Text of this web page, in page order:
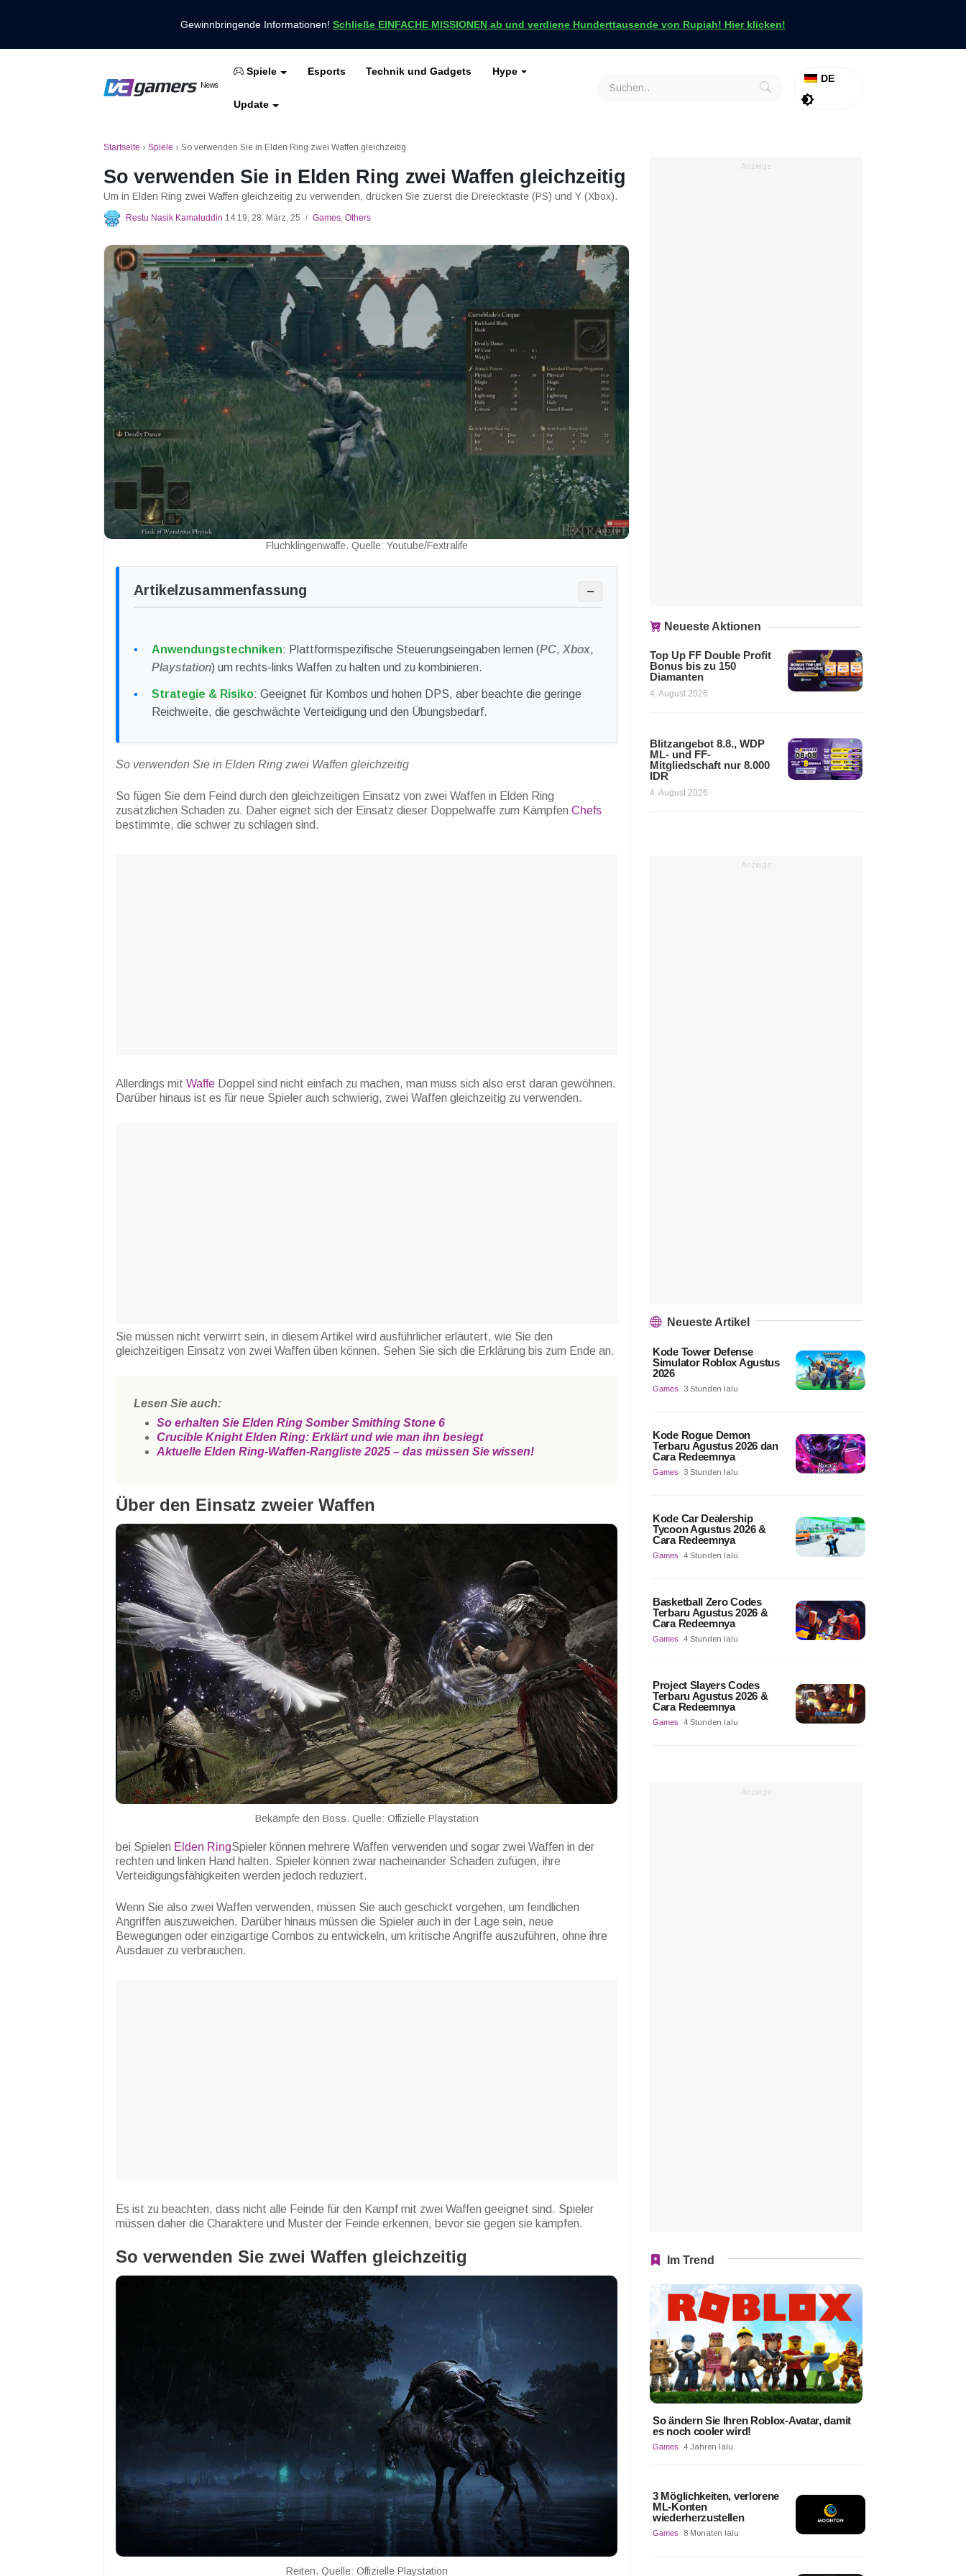
Gewinnbringende Informationen! Schließe EINFACHE MISSIONEN ab und verdiene Hunderttausende von Rupiah! Hier klicken!
VCGamers-Neuigkeiten
News
Holen Sie sich die neuesten Spielnachrichten nur bei VCGamers
Spiele Esports Technik und Gadgets Hype
Update
DE
Freies Feuer
Startseite › Spiele › So verwenden Sie in Elden Ring zwei Waffen gleichzeitig
So verwenden Sie in Elden Ring zwei Waffen gleichzeitig
Um in Elden Ring zwei Waffen gleichzeitig zu verwenden, drücken Sie zuerst die Dreiecktaste (PS) und Y (Xbox).
Restu Nasik Kamaluddin 14:19, 28. März, 25 / Games, Others
Fluchklingenwaffe. Quelle: Youtube/Fextralife
Artikelzusammenfassung −
Anwendungstechniken: Plattformspezifische Steuerungseingaben lernen (PC, Xbox,
Playstation) um rechts-links Waffen zu halten und zu kombinieren.
Strategie & Risiko: Geeignet für Kombos und hohen DPS, aber beachte die geringe
Reichweite, die geschwächte Verteidigung und den Übungsbedarf.
So verwenden Sie in Elden Ring zwei Waffen gleichzeitig
So fügen Sie dem Feind durch den gleichzeitigen Einsatz von zwei Waffen in Elden Ring
zusätzlichen Schaden zu. Daher eignet sich der Einsatz dieser Doppelwaffe zum Kämpfen Chefs
bestimmte, die schwer zu schlagen sind.
Allerdings mit Waffe Doppel sind nicht einfach zu machen, man muss sich also erst daran gewöhnen.
Darüber hinaus ist es für neue Spieler auch schwierig, zwei Waffen gleichzeitig zu verwenden.
Sie müssen nicht verwirrt sein, in diesem Artikel wird ausführlicher erläutert, wie Sie den
gleichzeitigen Einsatz von zwei Waffen üben können. Sehen Sie sich die Erklärung bis zum Ende an.
Lesen Sie auch:
So erhalten Sie Elden Ring Somber Smithing Stone 6
Crucible Knight Elden Ring: Erklärt und wie man ihn besiegt
Aktuelle Elden Ring-Waffen-Rangliste 2025 – das müssen Sie wissen!
Über den Einsatz zweier Waffen
Bekämpfe den Boss. Quelle: Offizielle Playstation
bei Spielen Elden RingSpieler können mehrere Waffen verwenden und sogar zwei Waffen in der
rechten und linken Hand halten. Spieler können zwar nacheinander Schaden zufügen, ihre
Verteidigungsfähigkeiten werden jedoch reduziert.
Wenn Sie also zwei Waffen verwenden, müssen Sie auch geschickt vorgehen, um feindlichen
Angriffen auszuweichen. Darüber hinaus müssen die Spieler auch in der Lage sein, neue
Bewegungen oder einzigartige Combos zu entwickeln, um kritische Angriffe auszuführen, ohne ihre
Ausdauer zu verbrauchen.
Es ist zu beachten, dass nicht alle Feinde für den Kampf mit zwei Waffen geeignet sind. Spieler
müssen daher die Charaktere und Muster der Feinde erkennen, bevor sie gegen sie kämpfen.
So verwenden Sie zwei Waffen gleichzeitig
Reiten. Quelle: Offizielle Playstation
Anzeige
Neueste Aktionen
Top Up FF Double Profit
Bonus bis zu 150
Diamanten
4. August 2026
Blitzangebot 8.8., WDP
ML- und FF-
Mitgliedschaft nur 8.000
IDR
4. August 2026
Anzeige
Neueste Artikel
Kode Tower Defense
Simulator Roblox Agustus
2026
Games 3 Stunden lalu
Kode Rogue Demon
Terbaru Agustus 2026 dan
Cara Redeemnya
Games 3 Stunden lalu
Kode Car Dealership
Tycoon Agustus 2026 &
Cara Redeemnya
Games 4 Stunden lalu
Basketball Zero Codes
Terbaru Agustus 2026 &
Cara Redeemnya
Games 4 Stunden lalu
Project Slayers Codes
Terbaru Agustus 2026 &
Cara Redeemnya
Games 4 Stunden lalu
Anzeige
Im Trend
So ändern Sie Ihren Roblox-Avatar, damit
es noch cooler wird!
Games 4 Jahren lalu
3 Möglichkeiten, verlorene
ML-Konten
wiederherzustellen
Games 8 Monaten lalu